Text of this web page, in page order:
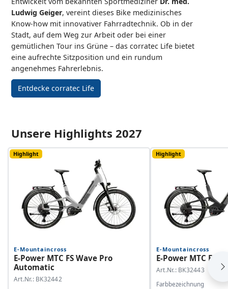
Ludwig Geiger, vereint dieses Bike medizinisches
Know-how mit innovativer Fahrradtechnik. Ob in der
Stadt, auf dem Weg zur Arbeit oder bei einer
gemütlichen Tour ins Grüne – das corratec Life bietet
eine aufrechte Sitzposition und ein rundum
angenehmes Fahrerlebnis.
Entdecke corratec Life
Unsere Highlights 2027
Highlight
E-Mountaincross
E-Power MTC FS Wave Pro
Automatic
Art.Nr.: BK32442
Highlight
E-Mountaincross
E-Power MTC FS
Art.Nr.: BK32443
Farbbezeichnung